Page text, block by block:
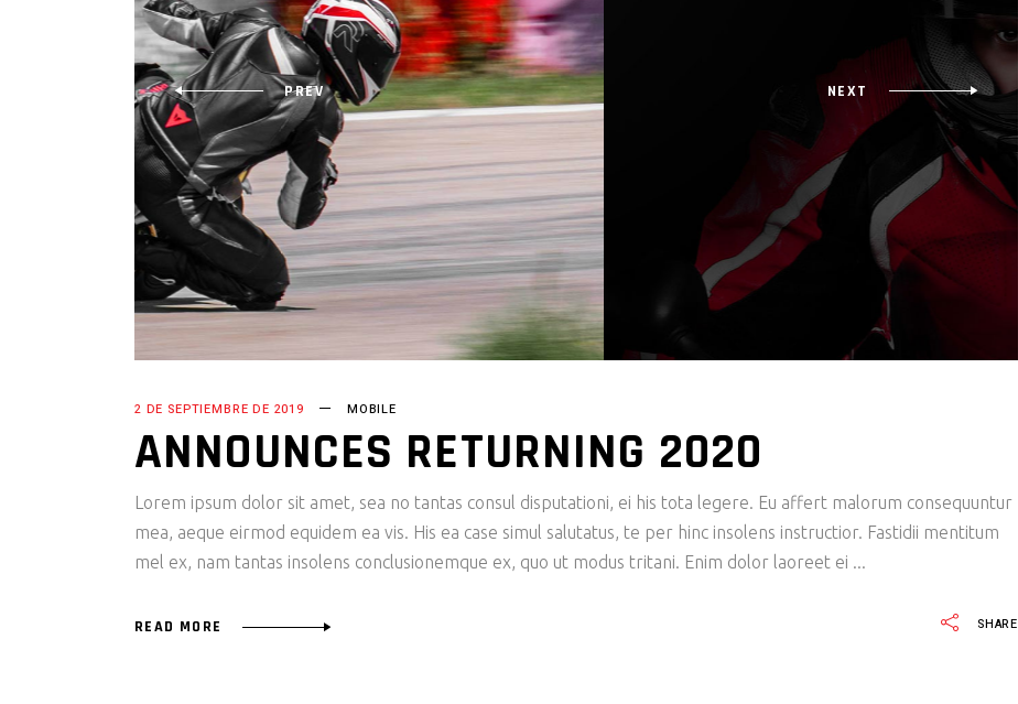
PREV NEXT
2 DE SEPTIEMBRE DE 2019 MOBILE
ANNOUNCES RETURNING 2020
Lorem ipsum dolor sit amet, sea no tantas consul disputationi, ei his tota legere. Eu affert malorum consequuntur
mea, aeque eirmod equidem ea vis. His ea case simul salutatus, te per hinc insolens instructior. Fastidii mentitum
mel ex, nam tantas insolens conclusionemque ex, quo ut modus tritani. Enim dolor laoreet ei
READ MORE SHARE